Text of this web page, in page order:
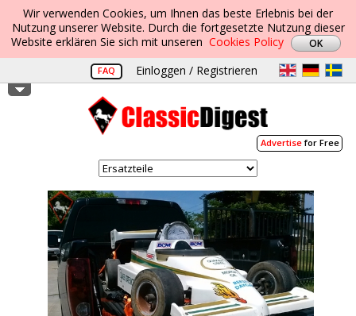
Wir verwenden Cookies, um Ihnen das beste Erlebnis bei der
Nutzung unserer Website. Durch die fortgesetzte Nutzung dieser
Website erklären Sie sich mit unseren Cookies Policy
FAQ Einloggen / Registrieren
Advertisefor Free